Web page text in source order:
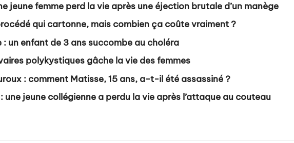
jeune femme perd la vie après une éjection brutale d’un manège
qui cartonne, mais combien ça coûte vraiment ?
un enfant de 3 ans succombe au choléra
polykystiques gâche la vie des femmes
: comment Matisse, 15 ans, a-t-il été assassiné ?
une jeune collégienne a perdu la vie après l’attaque au couteau